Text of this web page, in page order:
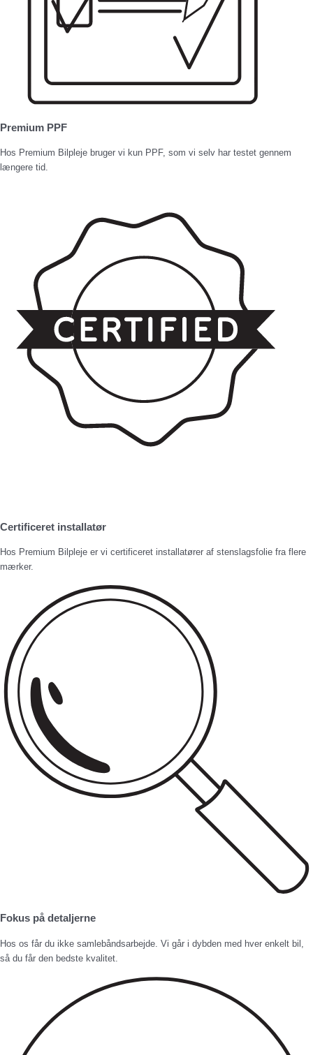
Premium PPF
Hos Premium Bilpleje bruger vi kun PPF, som vi selv har testet gennem
længere tid.​
Certificeret installatør
Hos Premium Bilpleje er vi certificeret installatører af stenslagsfolie fra flere
mærker.
Fokus på detaljerne
Hos os får du ikke samlebåndsarbejde. Vi går i dybden med hver enkelt bil,
så du får den bedste kvalitet.